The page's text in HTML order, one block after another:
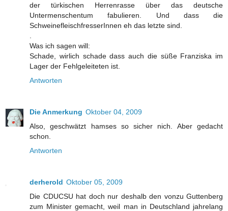
der türkischen Herrenrasse über das deutsche
Untermenschentum fabulieren. Und dass die
SchweinefleischfresserInnen eh das letzte sind.
Was ich sagen will:
Schade, wirlich schade dass auch die süße Franziska im
Lager der Fehlgeleiteten ist.
Antworten
Die Anmerkung Oktober 04, 2009
Also, geschwätzt hamses so sicher nich. Aber gedacht
schon.
Antworten
derherold Oktober 05, 2009
Die CDUCSU hat doch nur deshalb den vonzu Guttenberg
zum Minister gemacht, weil man in Deutschland jahrelang